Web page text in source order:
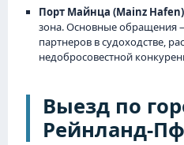
Порт Майнца (Mainz
зона. Основные обращения
партнеров в судоходстве,
недобросовестной
Выезд по
Рейнланд-